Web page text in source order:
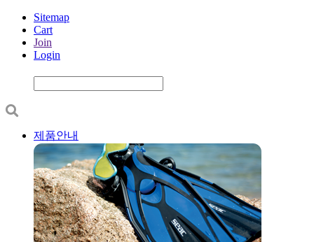
Sitemap
Cart
Join
Login
제품안내